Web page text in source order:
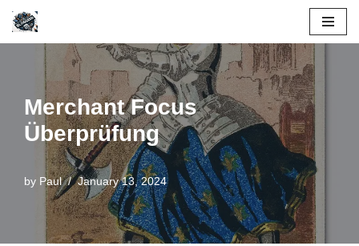
Skip
content
Merchant Focus
Überprüfung
by Paul January 13, 2024